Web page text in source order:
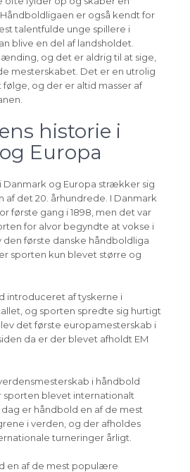
er også kendt for
talentfulde unge spillere i
blive en del af landsholdet.
og det er aldrig til at sige,
mesterskabet. Det er en utrolig
og der er altid masser af
historie i
Europa
Danmark og Europa strækker sig
af det 20. århundrede. I Danmark
første gang i 1898, men det var
for alvor begyndte at vokse i
den første danske håndboldliga
sporten kun blevet større og
introduceret af tyskerne i
og sporten spredte sig hurtigt
det første europamesterskab i
da er der blevet afholdt EM
i håndbold
sporten blevet internationalt
er håndbold en af de mest
i verden, og der afholdes
turneringer årligt.
en af de mest populære